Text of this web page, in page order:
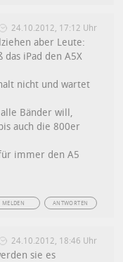
24.10.2012, 17:12 Uhr
aber Leute:
iPad den A5X
nicht und wartet
Bänder will,
auch die 800er
immer den A5
ANTWORTEN
MELDEN
24.10.2012, 18:46 Uhr
sie es